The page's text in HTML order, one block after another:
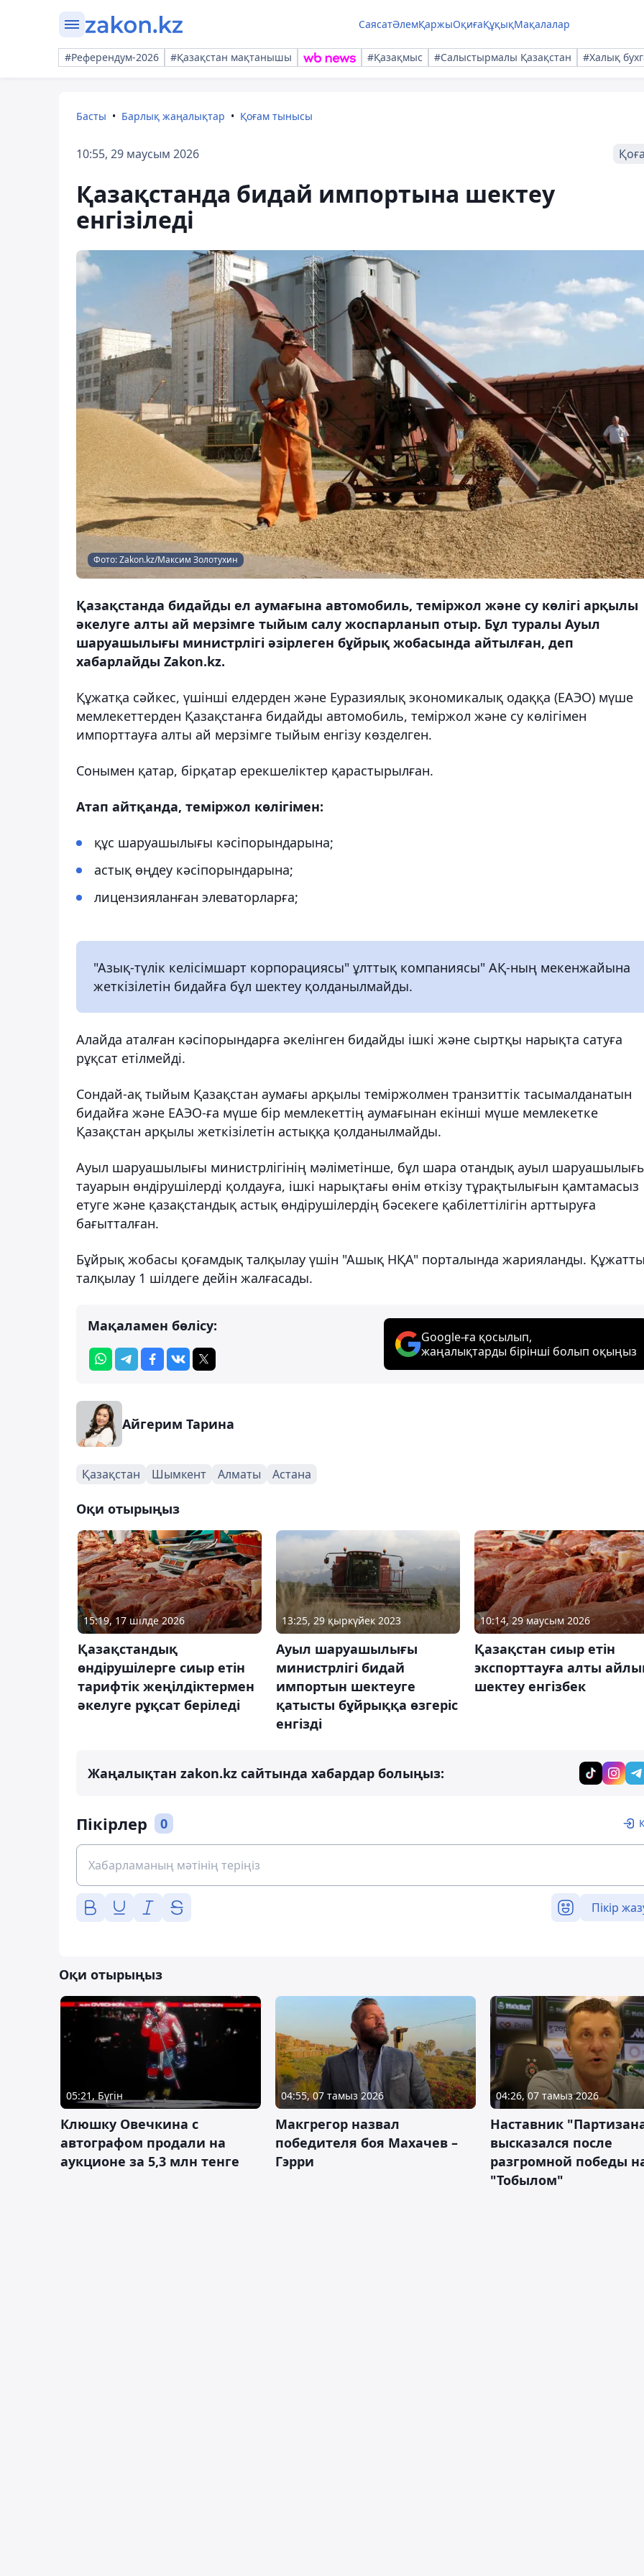
СаясатӘлемҚаржыОқиғаҚұқықМақалалар
#Референдум-2026 #Қазақстан мақтанышы #Қазақмыс #Салыстырмалы Қазақстан #Халық
Басты Барлық жаңалықтар Қоғам тынысы
10:55, 29 маусым 2026
Қазақстанда бидай импортына шектеу
енгізіледі
Фото: Zakon.kz/Максим Золотухин
Қазақстанда бидайды ел аумағына автомобиль, теміржол және су көлігі арқылы
әкелуге алты ай мерзімге тыйым салу жоспарланып отыр. Бұл туралы Ауыл
шаруашылығы министрлігі әзірлеген бұйрық жобасында айтылған, деп
хабарлайды Zakon.kz.
Құжатқа сәйкес, үшінші елдерден және Еуразиялық экономикалық одаққа (ЕАЭО) мүше
мемлекеттерден Қазақстанға бидайды автомобиль, теміржол және су көлігімен
импорттауға алты ай мерзімге тыйым енгізу көзделген.
Сонымен қатар, бірқатар ерекшеліктер қарастырылған.
Атап айтқанда, теміржол көлігімен:
құс шаруашылығы кәсіпорындарына;
астық өңдеу кәсіпорындарына;
лицензияланған элеваторларға;
"Азық-түлік келісімшарт корпорациясы" ұлттық компаниясы" АҚ-ның мекенжайына
жеткізілетін бидайға бұл шектеу қолданылмайды.
Алайда аталған кәсіпорындарға әкелінген бидайды ішкі және сыртқы нарықта сатуға
рұқсат етілмейді.
Сондай-ақ тыйым Қазақстан аумағы арқылы теміржолмен транзиттік тасымалданатын
бидайға және ЕАЭО-ға мүше бір мемлекеттің аумағынан екінші мүше мемлекетке
Қазақстан арқылы жеткізілетін астыққа қолданылмайды.
Ауыл шаруашылығы министрлігінің мәліметінше, бұл шара отандық ауыл
тауарын өндірушілерді қолдауға, ішкі нарықтағы өнім өткізу тұрақтылығын қамтамасыз
етуге және қазақстандық астық өндірушілердің бәсекеге қабілеттілігін арттыруға
бағытталған.
Бұйрық жобасы қоғамдық талқылау үшін "Ашық НҚА" порталында жарияланды.
талқылау 1 шілдеге дейін жалғасады.
Мақаламен бөлісу:
Google-ға қосылып,
жаңалықтарды бірінші болып оқыңыз
Айгерим Тарина
Қазақстан Шымкент Алматы Астана
Оқи отырыңыз
15:19, 17 шілде 2026
Қазақстандық
өндірушілерге сиыр етін
тарифтік жеңілдіктермен
әкелуге рұқсат беріледі
13:25, 29 қыркүйек 2023
Ауыл шаруашылығы
министрлігі бидай
импортын шектеуге
қатысты бұйрыққа өзгеріс
енгізді
10:14, 29 маусым 2026
Қазақстан сиыр етін
экспорттауға алты
шектеу енгізбек
Жаңалықтан zakon.kz сайтында хабардар болыңыз:
Пікірлер 0
Пікір
Оқи отырыңыз
05:21, Бүгін
Клюшку Овечкина с
автографом продали на
аукционе за 5,3 млн тенге
04:55, 07 тамыз 2026
Макгрегор назвал
победителя боя Махачев –
Гэрри
04:26, 07 тамыз 2026
Наставник
высказался после
разгромной победы
"Тобылом"